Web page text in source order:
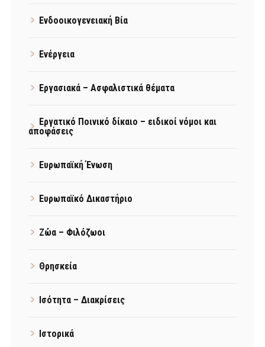
Ενδοοικογενειακή Βία
Ενέργεια
Εργασιακά – Ασφαλιστικά θέματα
Εργατικό Ποινικό δίκαιο – ειδικοί νόμοι και
αποφάσεις
Ευρωπαϊκή Ένωση
Ευρωπαϊκό Δικαστήριο
Ζώα – Φιλόζωοι
Θρησκεία
Ισότητα – Διακρίσεις
Ιστορικά